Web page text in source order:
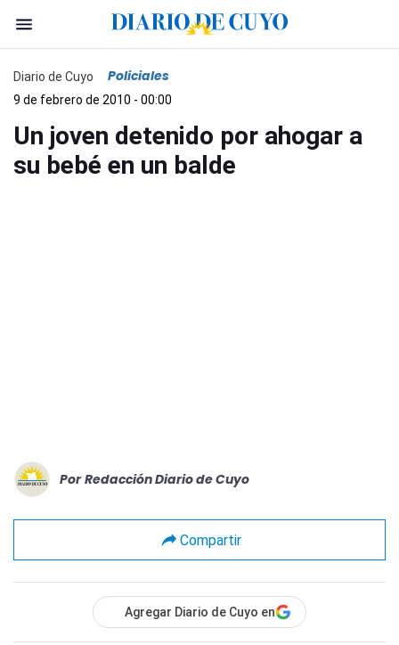
Diario de Cuyo Policiales
9 de febrero de 2010 - 00:00
Un joven detenido por ahogar a
su bebé en un balde
Por Redacción Diario de Cuyo
Compartir
Agregar Diario de Cuyo en